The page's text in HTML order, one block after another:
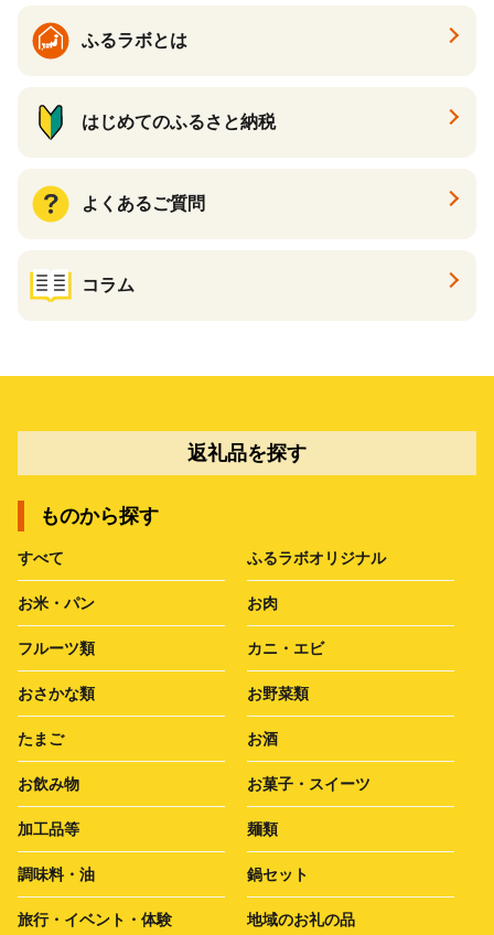
ふるラボとは
はじめてのふるさと納税
よくあるご質問
コラム
返礼品を探す
ものから探す
すべて ふるラボオリジナル
お米・パン お肉
フルーツ類 カニ・エビ
おさかな類 お野菜類
たまご お酒
お飲み物 お菓子・スイーツ
加工品等 麺類
調味料・油 鍋セット
旅行・イベント・体験 地域のお礼の品